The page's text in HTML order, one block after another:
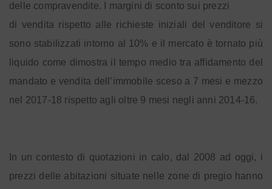
delle compravendite. I margini di sconto sui prezzi
di vendita rispetto alle richieste iniziali del venditore si
sono stabilizzati intorno al 10% e il mercato è tornato più
liquido come dimostra il tempo medio tra affidamento del
mandato e vendita dell’immobile sceso a 7 mesi e mezzo
nel 2017-18 rispetto agli oltre 9 mesi negli anni 2014-16.
In un contesto di quotazioni in calo, dal 2008 ad oggi, i
prezzi delle abitazioni situate nelle zone di pregio hanno